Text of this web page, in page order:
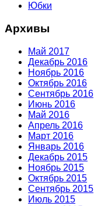
Юбки
Архивы
Май 2017
Декабрь 2016
Ноябрь 2016
Октябрь 2016
Сентябрь 2016
Июнь 2016
Май 2016
Апрель 2016
Март 2016
Январь 2016
Декабрь 2015
Ноябрь 2015
Октябрь 2015
Сентябрь 2015
Июль 2015